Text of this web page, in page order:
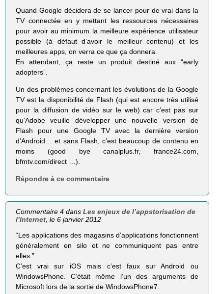
Quand Google décidera de se lancer pour de vrai dans la
TV connectée en y mettant les ressources nécessaires
pour avoir au minimum la meilleure expérience utilisateur
possible (à défaut d’avoir le meilleur contenu) et les
meilleures apps, on verra ce que ça donnera.
En attendant, ça reste un produit destiné aux “early
adopters”.
Un des problèmes concernant les évolutions de la Google
TV est la disponibilité de Flash (qui est encore très utilisé
pour la diffusion de vidéo sur le web) car c’est pas sur
qu’Adobe veuille développer une nouvelle version de
Flash pour une Google TV avec la dernière version
d’Android… et sans Flash, c’est beaucoup de contenu en
moins (good bye canalplus.fr, france24.com,
bfmtv.com/direct …).
Répondre à ce commentaire
Commentaire 4 dansLes enjeux de l’appstorisation de
l’Internet , le 6 janvier 2012
“Les applications des magasins d’applications fonctionnent
généralement en silo et ne communiquent pas entre
elles.”
C’est vrai sur iOS mais c’est faux sur Android ou
WindowsPhone. C’était même l’un des arguments de
Microsoft lors de la sortie de WindowsPhone7.